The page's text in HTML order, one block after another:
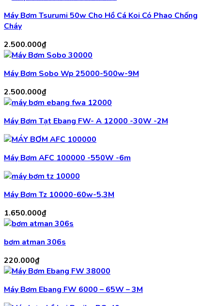
Máy Bơm Tsurumi 50w Cho Hồ Cá Koi Có Phao Chống
Cháy
2.500.000₫
Máy Bơm Sobo Wp 25000-500w-9M
2.500.000₫
Máy Bơm Tạt Ebang FW- A 12000 -30W -2M
Máy Bơm AFC 100000 -550W -6m
Máy Bơm Tz 10000-60w-5,3M
1.650.000₫
bơm atman 306s
220.000₫
Máy Bơm Ebang FW 6000 – 65W – 3M